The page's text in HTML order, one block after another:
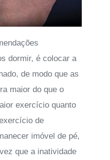
dormir, é colocar a
de modo que as
maior do que o
exercício quanto
de
imóvel de pé,
que a inatividade